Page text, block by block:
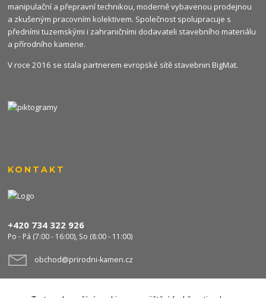
manipulační a přepravní technikou, moderně vybavenou prodejnou
a zkušeným pracovním kolektivem. Společnost spolupracuje s
předními tuzemskými i zahraničními dodavateli stavebního materiálu
a přírodního kamene.
V roce 2016 se stala partnerem evropské sítě stavebnin BigMat.
KONTAKT
+420 734 322 926
Po - Pá (7:00 - 16:00), So (8:00 - 11:00)
obchod@prirodni-kamen.cz